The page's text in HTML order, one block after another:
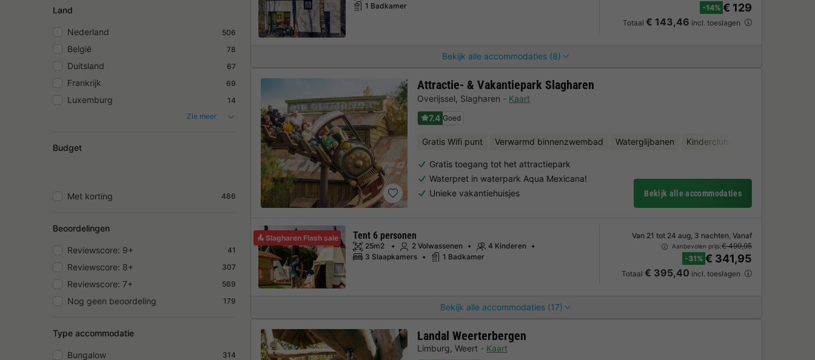
Land
Nederland 506
België 78
Duitsland 67
Frankrijk 69
Luxemburg
14
Zie meer
Budget
Met korting 486
Beoordelingen
Reviewscore: 9+ 41
Reviewscore: 8+ 307
Reviewscore: 7+ 569
Nog geen beoordeling 179
Type accommodatie
Bungalow 314
Bekijk alle accommodaties (8)
1 Badkamer
-14% € 129
Totaal € 143,46 incl. toeslagen
Attractie- & Vakantiepark Slagharen
Overijssel, Slagharen
Kaart
7.4 Goed
Gratis Wifi punt Verwarmd binnenzwembad Waterglijbanen Kinderclub
Gratis toegang tot het attractiepark
Waterpret in waterpark Aqua Mexicana!
Unieke vakantiehuisjes
Bekijk alle accommodaties
Bekijk alle accommodaties (17)
Slagharen Flash sale Tent 6 personen
25m2 2 Volwassenen
4 Kinderen
3 Slaapkamers
1 Badkamer
Van 21 tot 24 aug, 3 nachten, Vanaf
Aanbevolen prijs:€ 499,95
-31% € 341,95
Totaal € 395,40 incl. toeslagen
Landal Weerterbergen
Limburg, Weert
Kaart